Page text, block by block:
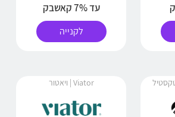
עד 7% קאשבק
לקנייה
Viator | ויאטור